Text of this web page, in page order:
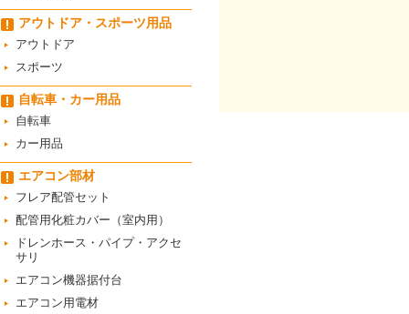
アウトドア・スポーツ用品
アウトドア
スポーツ
自転車・カー用品
自転車
カー用品
エアコン部材
フレア配管セット
配管用化粧カバー（室内用）
ドレンホース・パイプ・アクセ
サリ
エアコン機器据付台
エアコン用電材